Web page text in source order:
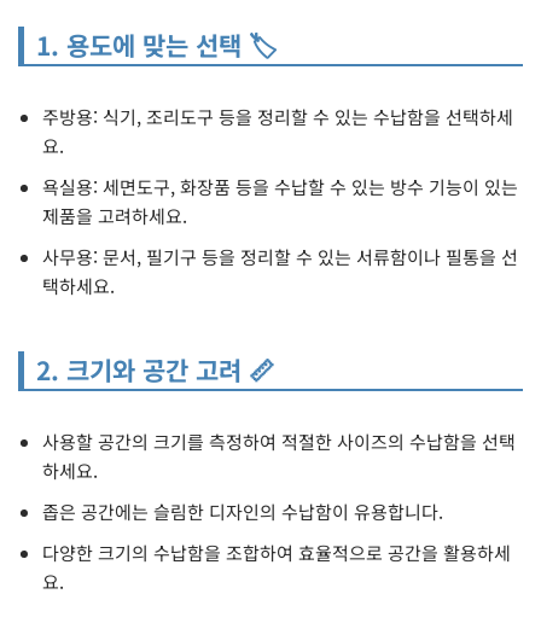
1. 용도에 맞는 선택 🏷️
주방용: 식기, 조리도구 등을 정리할 수 있는 수납함을 선택하세
요.
욕실용: 세면도구, 화장품 등을 수납할 수 있는 방수 기능이 있는
제품을 고려하세요.
사무용: 문서, 필기구 등을 정리할 수 있는 서류함이나 필통을 선
택하세요.
2. 크기와 공간 고려 📏
사용할 공간의 크기를 측정하여 적절한 사이즈의 수납함을 선택
하세요.
좁은 공간에는 슬림한 디자인의 수납함이 유용합니다.
다양한 크기의 수납함을 조합하여 효율적으로 공간을 활용하세
요.